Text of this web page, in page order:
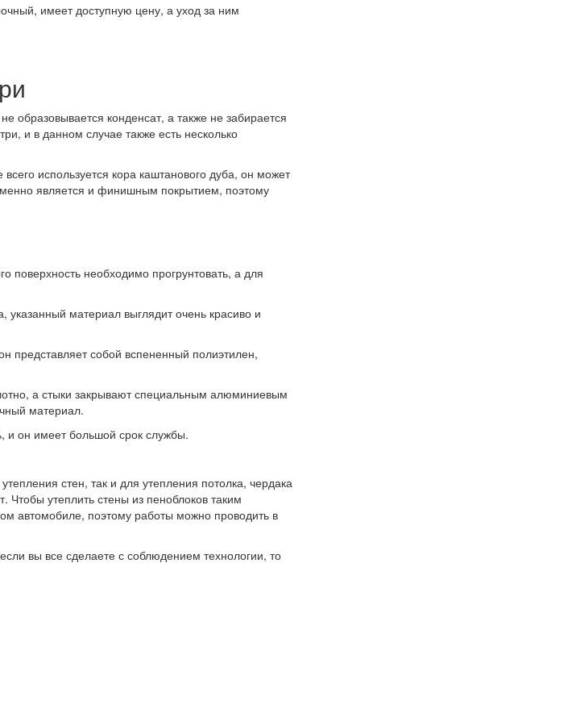
имеет доступную цену, а уход за ним
образовывается конденсат, а также не забирается
и в данном случае также есть несколько
используется кора каштанового дуба, он может
является и финишным покрытием, поэтому
поверхность необходимо прогрунтовать, а для
материал выглядит очень красиво и
собой вспененный полиэтилен,
а стыки закрывают специальным алюминиевым
материал.
и он имеет большой срок службы.
стен, так и для утепления потолка, чердака
Чтобы утеплить стены из пеноблоков таким
автомобиле, поэтому работы можно проводить в
вы все сделаете с соблюдением технологии, то